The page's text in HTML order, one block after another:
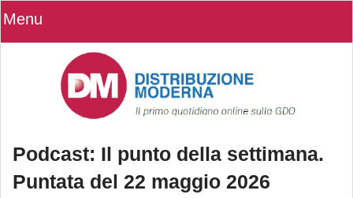
Menu
Podcast: Il punto della settimana.
Puntata del 22 maggio 2026